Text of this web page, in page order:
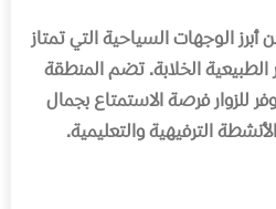
الوجهات السياحية التي تمتاز
الطبيعية الخلابة. تضم المنطقة
للزوار فرصة الاستمتاع بجمال
الترفيهية والتعليمية.